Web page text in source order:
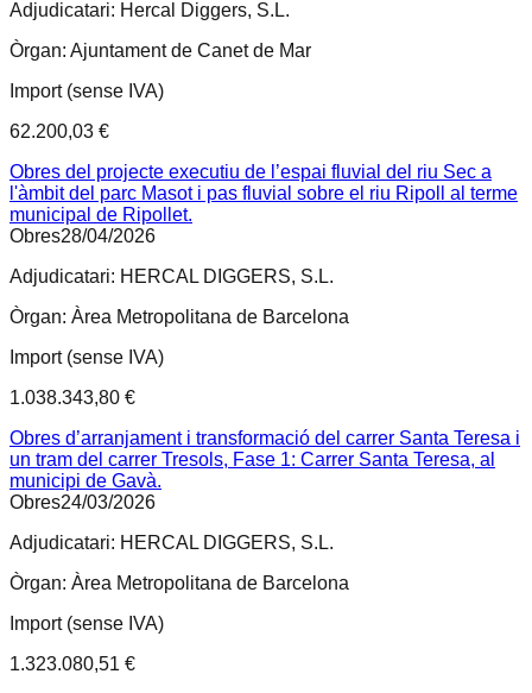
Adjudicatari: Hercal Diggers, S.L.
Òrgan: Ajuntament de Canet de Mar
Import (sense IVA)
62.200,03 €
Obres del projecte executiu de l’espai fluvial del riu Sec a
l'àmbit del parc Masot i pas fluvial sobre el riu Ripoll al terme
municipal de Ripollet.
Obres28/04/2026
Adjudicatari: HERCAL DIGGERS, S.L.
Òrgan: Àrea Metropolitana de Barcelona
Import (sense IVA)
1.038.343,80 €
Obres d’arranjament i transformació del carrer Santa Teresa i
un tram del carrer Tresols, Fase 1: Carrer Santa Teresa, al
municipi de Gavà.
Obres24/03/2026
Adjudicatari: HERCAL DIGGERS, S.L.
Òrgan: Àrea Metropolitana de Barcelona
Import (sense IVA)
1.323.080,51 €